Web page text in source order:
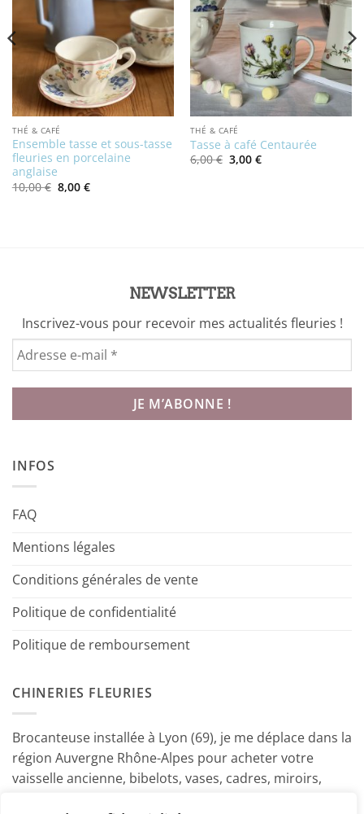
THÉ & CAFÉ
Ensemble tasse et sous-tasse
fleuries en porcelaine
anglaise
10,00€ Le
prix
8,00 €Le
prix
THÉ & CAFÉ
Tasse à café Centaurée
6,00€ Le
prix
3,00 €Le
NEWSLETTER
Inscrivez-vous pour recevoir mes actualités fleuries !
INFOS
FAQ
Mentions légales
Conditions générales de vente
Politique de confidentialité
Politique de remboursement
CHINERIES FLEURIES
Brocanteuse installée à Lyon (69), je me déplace dans la
région Auvergne Rhône-Alpes pour acheter votre
vaisselle ancienne, bibelots, vases, cadres, miroirs,